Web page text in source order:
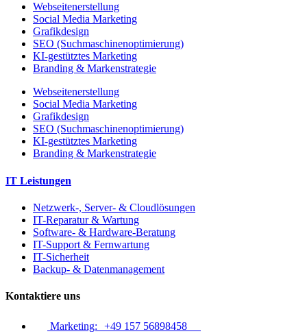
Webseitenerstellung
Social Media Marketing
Grafikdesign
SEO (Suchmaschinenoptimierung)
KI-gestütztes Marketing
Branding & Markenstrategie
Webseitenerstellung
Social Media Marketing
Grafikdesign
SEO (Suchmaschinenoptimierung)
KI-gestütztes Marketing
Branding & Markenstrategie
IT Leistungen
Netzwerk-, Server- & Cloudlösungen
IT-Reparatur & Wartung
Software- & Hardware-Beratung
IT-Support & Fernwartung
IT-Sicherheit
Backup- & Datenmanagement
Kontaktiere uns
Marketing: +49 157 56898458